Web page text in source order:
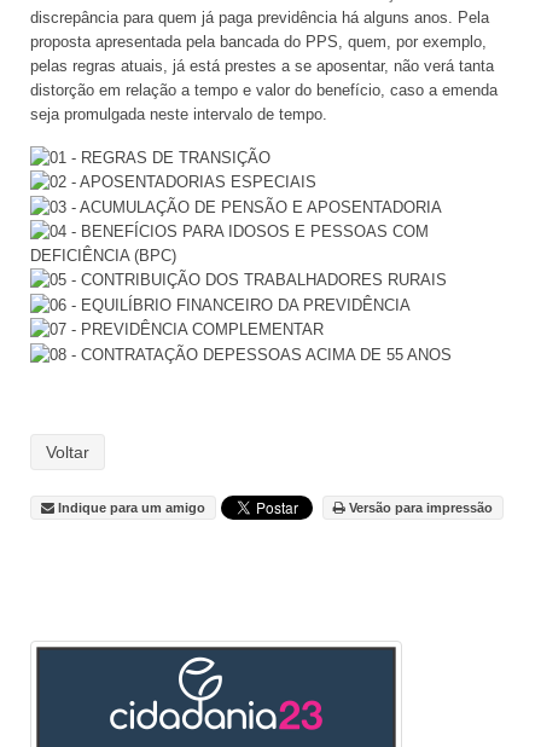
discrepância para quem já paga previdência há alguns anos. Pela
proposta apresentada pela bancada do PPS, quem, por exemplo,
pelas regras atuais, já está prestes a se aposentar, não verá tanta
distorção em relação a tempo e valor do benefício, caso a emenda
seja promulgada neste intervalo de tempo.
Voltar
Indique para um amigo Versão para impressão